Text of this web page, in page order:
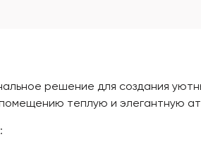
решение для создания
теплую и элегантную